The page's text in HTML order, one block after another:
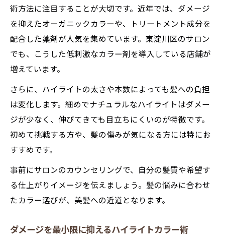
術方法に注目することが大切です。近年では、ダメージ
を抑えたオーガニックカラーや、トリートメント成分を
配合した薬剤が人気を集めています。東淀川区のサロン
でも、こうした低刺激なカラー剤を導入している店舗が
増えています。
さらに、ハイライトの太さや本数によっても髪への負担
は変化します。細めでナチュラルなハイライトはダメー
ジが少なく、伸びてきても目立ちにくいのが特徴です。
初めて挑戦する方や、髪の傷みが気になる方には特にお
すすめです。
事前にサロンのカウンセリングで、自分の髪質や希望す
る仕上がりイメージを伝えましょう。髪の悩みに合わせ
たカラー選びが、美髪への近道となります。
ダメージを最小限に抑えるハイライトカラー術